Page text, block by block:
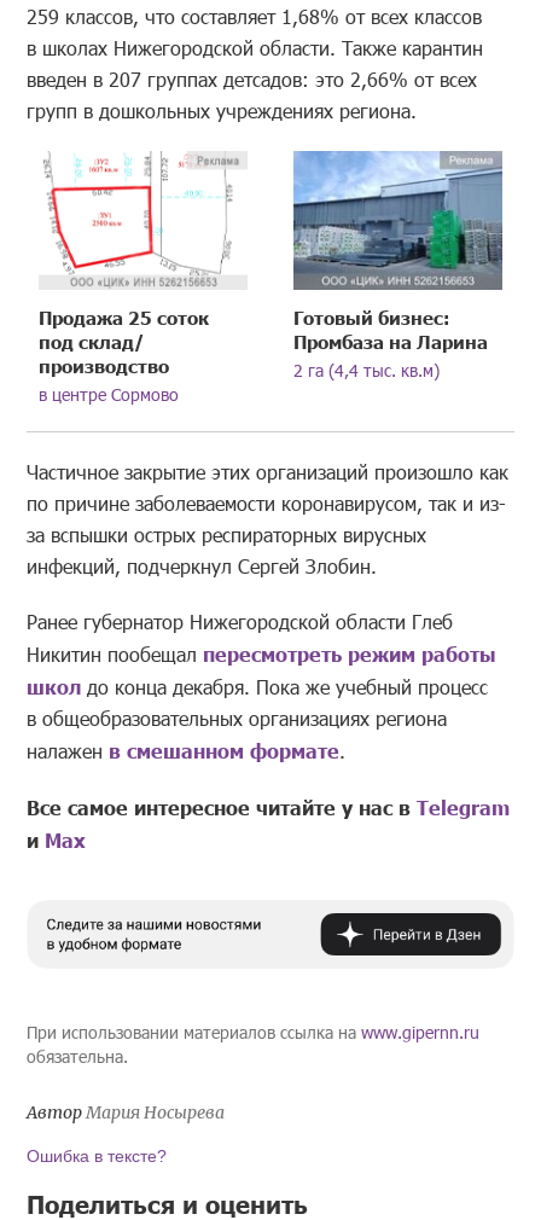
259 классов, что составляет 1,68% от всех классов
в школах Нижегородской области. Также карантин
введен в 207 группах детсадов: это 2,66% от всех
групп в дошкольных учреждениях региона.
Продажа 25 соток
под склад/
производство
в центре Сормово
Готовый бизнес:
Промбаза на Ларина
2 га (4,4 тыс. кв.м)
Частичное закрытие этих организаций произошло как
по причине заболеваемости коронавирусом, так и из-
за вспышки острых респираторных вирусных
инфекций, подчеркнул Сергей Злобин.
Ранее губернатор Нижегородской области Глеб
Никитин пообещал пересмотреть режим работы
школ до конца декабря. Пока же учебный процесс
в общеобразовательных организациях региона
налажен в смешанном формате.
Все самое интересное читайте у нас вTelegram
и Mах
При использовании материалов ссылка наwww.gipernn.ru
обязательна.
АвторМария Носырева
Ошибка в тексте?
Поделиться и оценить